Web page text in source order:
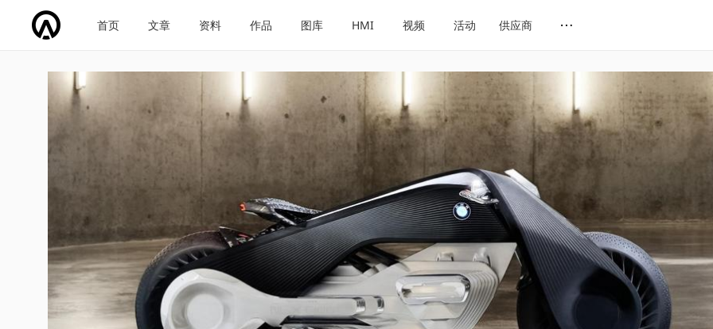
首页 文章 资料 作品 图库 HMI 视频 活动 供应商